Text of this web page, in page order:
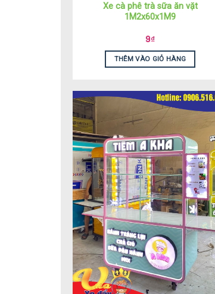
Xe cà phê trà sữa ăn vặt
1M2x60x1M9
9₫
THÊM VÀO GIỎ HÀNG